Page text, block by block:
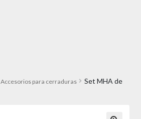
Accesorios para cerraduras
Set MHA de